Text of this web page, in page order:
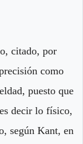
citado, por
como
puesto que
decir lo físico,
según Kant, en